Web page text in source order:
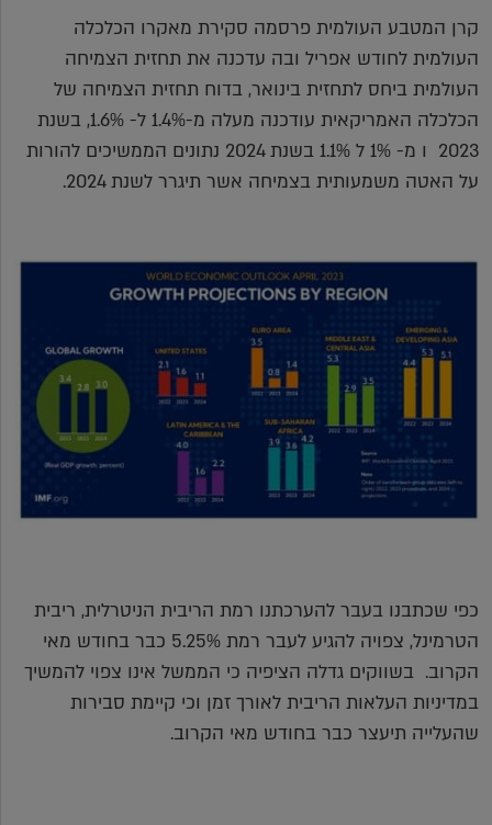
קרן המטבע העולמית פרסמה סקירת מאקרו הכלכלה
העולמית לחודש אפריל ובה עדכנה את תחזית הצמיחה
העולמית ביחס לתחזית בינואר, בדוח תחזית הצמיחה של
הכלכלה האמריקאית עודכנה מעלה מ-1.4% ל- 1.6%, בשנת
2023 ו מ- 1% ל 1.1% בשנת 2024 נתונים הממשיכים להורות
על האטה משמעותית בצמיחה אשר תיגרר לשנת 2024.
כפי שכתבנו בעבר להערכתנו רמת הריבית הניטרלית, ריבית
הטרמינל, צפויה להגיע לעבר רמת 5.25% כבר בחודש מאי
הקרוב. בשווקים גדלה הציפיה כי הממשל אינו צפוי להמשיך
במדיניות העלאות הריבית לאורך זמן וכי קיימת סבירות
שהעלייה תיעצר כבר בחודש מאי הקרוב.